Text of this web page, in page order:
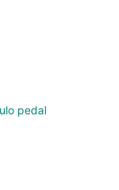
pedal